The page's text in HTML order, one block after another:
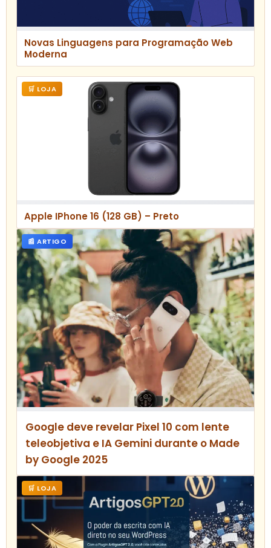
Novas Linguagens para Programação Web
Moderna
🛒 LOJA
Apple IPhone 16 (128 GB) – Preto
📰 ARTIGO
Google deve revelar Pixel 10 com lente
teleobjetiva e IA Gemini durante o Made
by Google 2025
🛒 LOJA